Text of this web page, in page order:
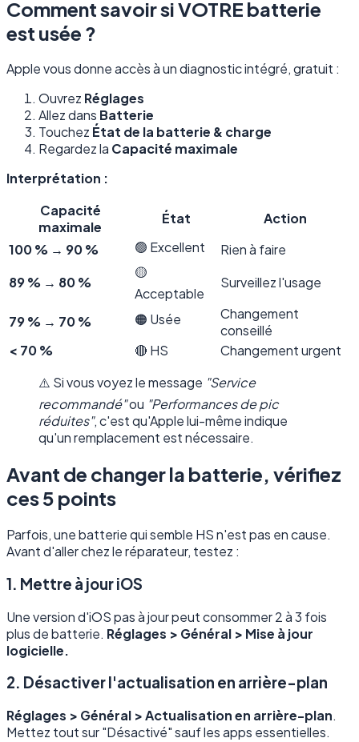
Comment savoir si VOTRE batterie
est usée ?
Apple vous donne accès à un diagnostic intégré, gratuit :
Ouvrez Réglages
Allez dans Batterie
Touchez État de la batterie & charge
Regardez la Capacité maximale
Interprétation :
Capacité
maximale
État
Action
100 % → 90 %
🟢 Excellent
Rien à faire
89 % → 80 %
🟡
Acceptable
Surveillez l'usage
79 % → 70 % 🟠 Usée
Changement
conseillé
< 70 %
🔴 HS
Changement urgent
⚠️ Si vous voyez le message "Service
recommandé"ou "Performances de pic
réduites", c'est qu'Apple lui-même indique
qu'un remplacement est nécessaire.
Avant de changer la batterie, vérifiez
ces 5 points
Parfois, une batterie qui semble HS n'est pas en cause.
Avant d'aller chez le réparateur, testez :
1. Mettre à jour iOS
Une version d'iOS pas à jour peut consommer 2 à 3 fois
plus de batterie. Réglages > Général > Mise à jour
logicielle.
2. Désactiver l'actualisation en arrière-plan
Réglages > Général > Actualisation en arrière-plan.
Mettez tout sur "Désactivé" sauf les apps essentielles.